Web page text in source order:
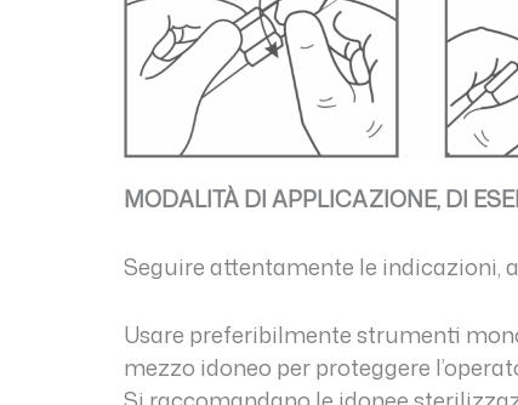
MODALITÀ DI APPLICAZIONE, DI
Seguire attentamente le indicazioni,
Usare preferibilmente strumenti
mezzo idoneo per proteggere